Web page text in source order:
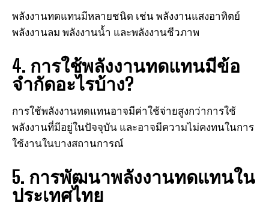
พลังงานทดแทนมีหลายชนิด เช่น พลังงานแสงอาทิตย์
พลังงานลม พลังงานน้ำ และพลังงานชีวภาพ
4. การใช้พลังงานทดแทนมีข้อ
จำกัดอะไรบ้าง?
การใช้พลังงานทดแทนอาจมีค่าใช้จ่ายสูงกว่าการใช้
พลังงานที่มีอยู่ในปัจจุบัน และอาจมีความไม่คงทนในการ
ใช้งานในบางสถานการณ์
5. การพัฒนาพลังงานทดแทนใน
ประเทศไทย